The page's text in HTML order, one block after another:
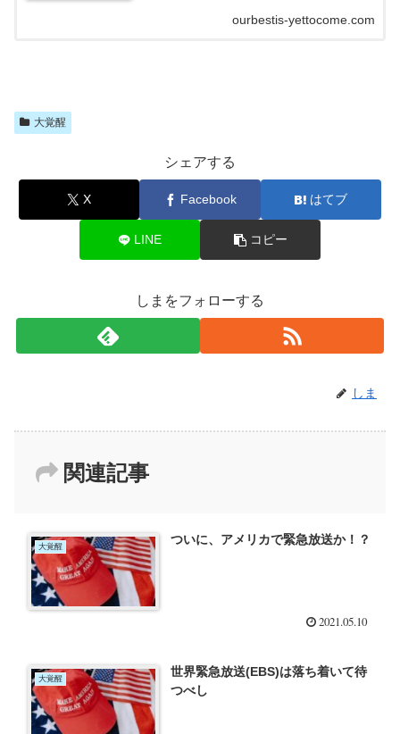
ourbestis-yettocome.com
大覚醒
シェアする
X Facebook はてブ
LINE コピー
しまをフォローする
しま
関連記事
大覚醒 ついに、アメリカで緊急放送か！？
2021.05.10
大覚醒
世界緊急放送(EBS)は落ち着いて待
つべし